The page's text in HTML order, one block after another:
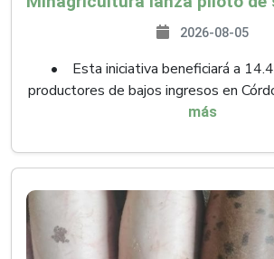
2026-08-05
• Esta iniciativa beneficiará a
productores de bajos ingresos en
más